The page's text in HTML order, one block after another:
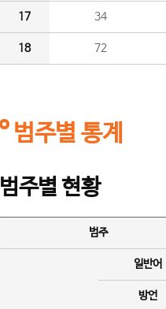
17 34
18 72
범주별 통계
범주별 현황
범주
일반어
방언